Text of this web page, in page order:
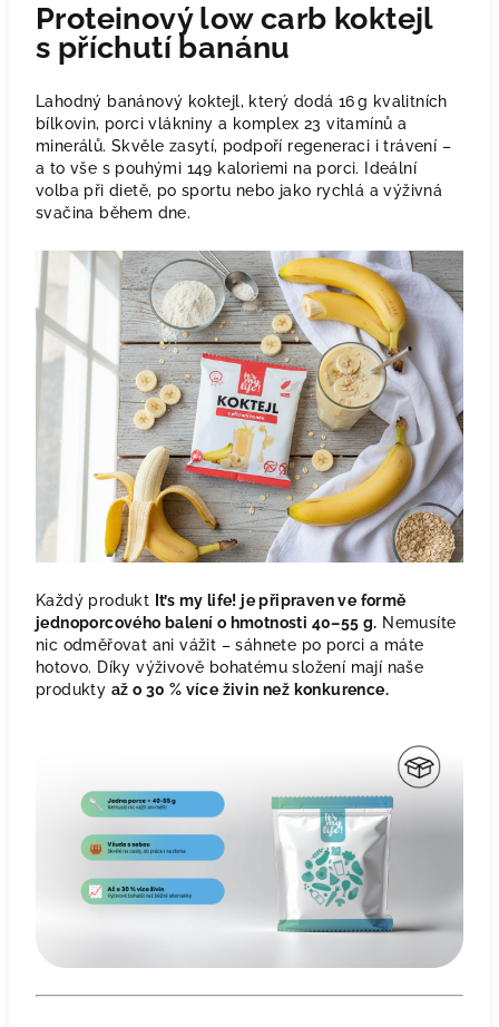
Proteinový low carb koktejl
s příchutí banánu
Lahodný banánový koktejl, který dodá 16 g kvalitních
bílkovin, porci vlákniny a komplex 23 vitamínů a
minerálů. Skvěle zasytí, podpoří regeneraci i trávení –
a to vše s pouhými 149 kaloriemi na porci. Ideální
volba při dietě, po sportu nebo jako rychlá a výživná
svačina během dne.
Každý produkt It’s my life! je připraven ve formě
jednoporcového balení o hmotnosti 40–55 g. Nemusíte
nic odměřovat ani vážit – sáhnete po porci a máte
hotovo. Díky výživově bohatému složení mají naše
produkty až o 30 % více živin než konkurence.